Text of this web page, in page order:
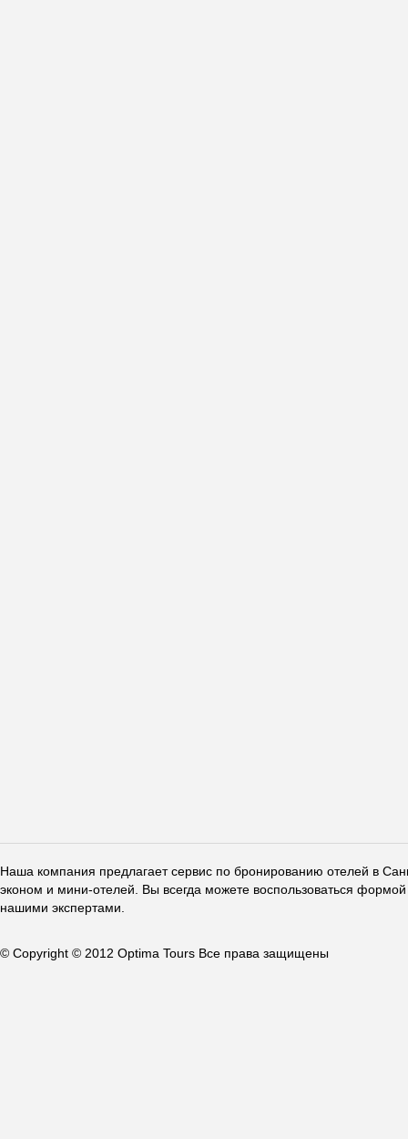
Наша компания предлагает сервис по бронированию отелей в
эконом и мини-отелей. Вы всегда можете воспользоваться
нашими экспертами.
© Copyright © 2012 Optima Tours Все права защищены